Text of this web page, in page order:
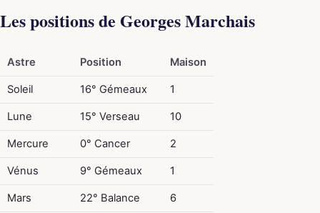
Les positions de Georges Marchais
Astre Position Maison
Soleil 16° Gémeaux 1
Lune 15° Verseau 10
Mercure 0° Cancer 2
Vénus 9° Gémeaux 1
Mars 22° Balance 6